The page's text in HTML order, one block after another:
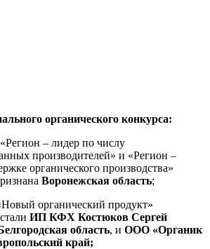
органического конкурса:
– лидер по числу
производителей» и «Регион –
органического производства»
Воронежская область;
органический продукт»
ИП КФХ Костюков Сергей
область, и ООО «Органик
край;